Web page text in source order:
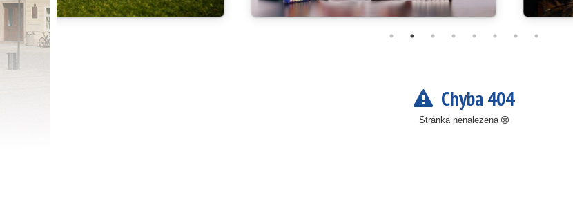
Chyba 404
Stránka nenalezena